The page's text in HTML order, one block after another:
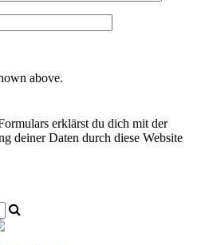
above.
erklärst du dich mit der
deiner Daten durch diese Website